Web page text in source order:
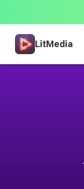
LitMedia